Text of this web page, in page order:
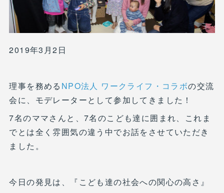
2019年3月2日
理事を務める NPO法人 ワークライフ・コラボの交流
会に、モデレーターとして参加してきました！
7名のママさんと、7名のこども達に囲まれ、これま
でとは全く雰囲気の違う中でお話をさせていただき
ました。
今日の発見は、『こども達の社会への関心の高さ』